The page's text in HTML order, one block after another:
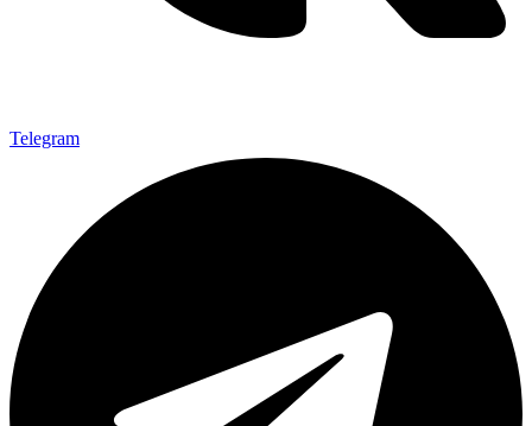
Telegram